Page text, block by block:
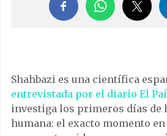
Shahbazi es una científica
entrevistada por el diario El
investiga los primeros días de
humana: el exacto momento